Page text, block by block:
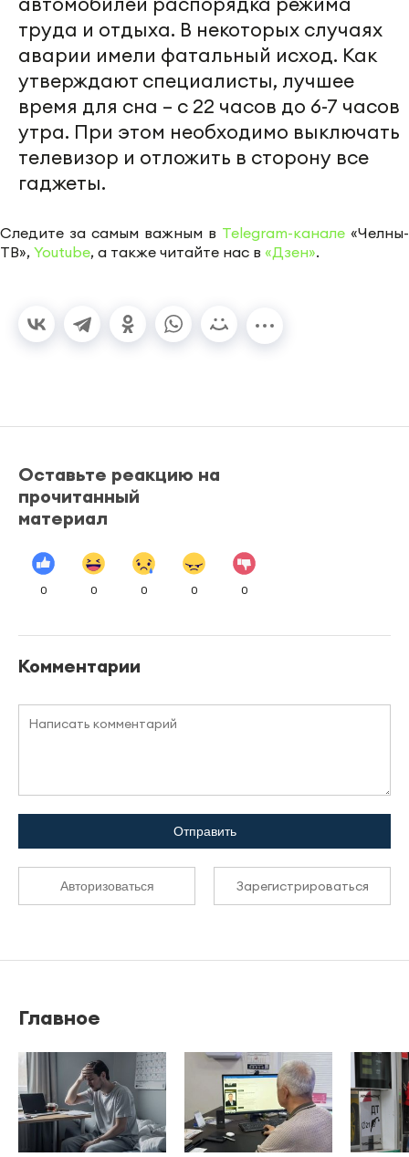
труда и отдыха. В некоторых случаях
аварии имели фатальный исход. Как
утверждают специалисты, лучшее
время для сна – с 22 часов до 6-7 часов
утра. При этом необходимо выключать
телевизор и отложить в сторону все
гаджеты.
Следите за самым важным в Telegram-канале «Челны-
ТВ», Youtube, а также читайте нас в «Дзен».
Оставьте реакцию на
прочитанный
материал
0 0 0 0 0
Комментарии
Отправить
Авторизоваться Зарегистрироваться
Главное